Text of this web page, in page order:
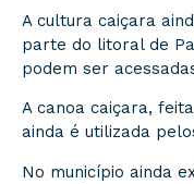
A cultura caiçara
parte do litoral de
podem ser
A canoa caiçara,
ainda é utilizada
No município ainda